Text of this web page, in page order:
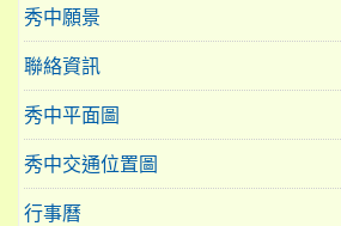
秀中願景
聯絡資訊
秀中平面圖
秀中交通位置圖
行事曆